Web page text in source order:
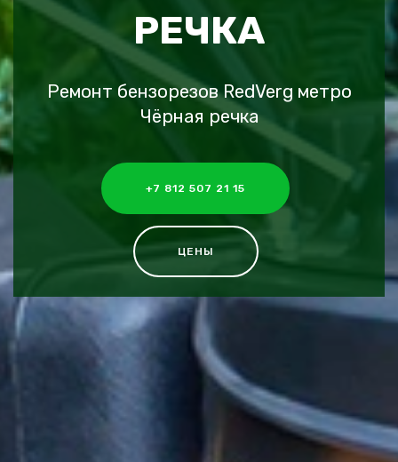
РЕЧКА
Ремонт бензорезов RedVerg метро
Чёрная речка
+7 812 507 21 15
ЦЕНЫ